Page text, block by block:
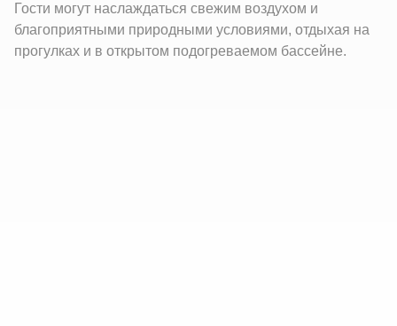
Гости могут наслаждаться свежим воздухом и
благоприятными природными условиями, отдыхая на
прогулках и в открытом подогреваемом бассейне.